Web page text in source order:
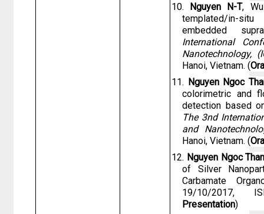
10. Nguyen N-T,
templated/in-
embedded
International
Nanotechnology,
Hanoi, Vietnam. (
11. Nguyen Ngoc
colorimetric and
detection based
The 3nd
and
Hanoi, Vietnam. (
12. Nguyen Ngoc
of Silver
Carbamate
19/10/2017,
Presentation)